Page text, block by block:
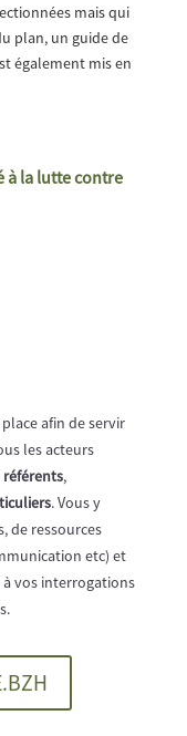
mais qui
plan, un guide de
également mis en
à la lutte contre
afin de servir
les acteurs
référents,
. Vous y
de ressources
etc) et
vos interrogations